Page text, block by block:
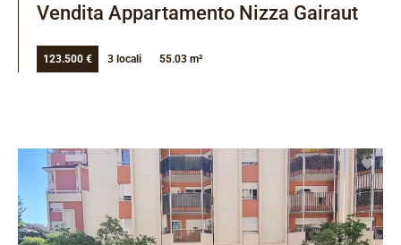
Vendita Appartamento Nizza Gairaut
123.500 € 3 locali 55.03 m²